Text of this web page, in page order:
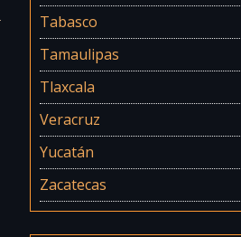
Tabasco
Tamaulipas
Tlaxcala
Veracruz
Yucatán
Zacatecas